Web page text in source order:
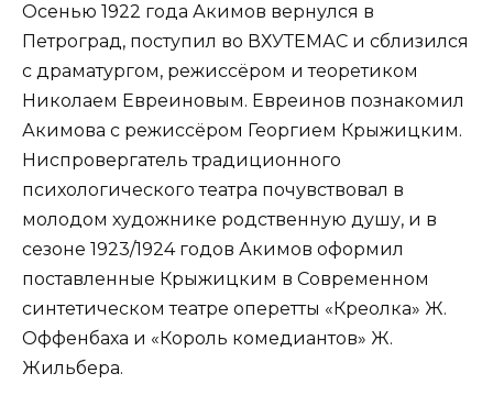
Осенью 1922 года Акимов вернулся в
Петроград, поступил во ВХУТЕМАС и сблизился
с драматургом, режиссёром и теоретиком
Николаем Евреиновым. Евреинов познакомил
Акимова с режиссёром Георгием Крыжицким.
Ниспровергатель традиционного
психологического театра почувствовал в
молодом художнике родственную душу, и в
сезоне 1923/1924 годов Акимов оформил
поставленные Крыжицким в Современном
синтетическом театре оперетты «Креолка» Ж.
Оффенбаха и «Король комедиантов» Ж.
Жильбера.